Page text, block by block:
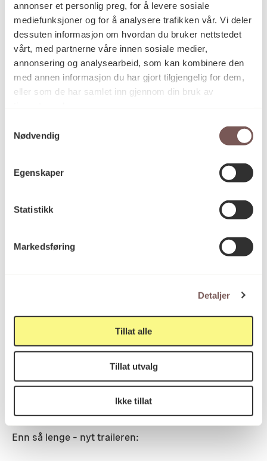
annonser et personlig preg, for å levere sosiale
mediefunksjoner og for å analysere trafikken vår. Vi deler
dessuten informasjon om hvordan du bruker nettstedet
vårt, med partnerne våre innen sosiale medier,
annonsering og analysearbeid, som kan kombinere den
med annen informasjon du har gjort tilgjengelig for dem,
eller som de har samlet inn gjennom din bruk av
Nødvendig
Egenskaper
Statistikk
Markedsføring
Detaljer
Tillat alle
Tillat utvalg
Ikke tillat
kunstinstallasjonen til Joar Nango og
I filmen portretterer regissør Merethe Offerdal Tveit
skal få fullført verket sitt, på imponerende vis,
ispedd en solid dose lun humor.
internasjonale filmfestival i fjor, og vant nylig
Gullfluge-prisen under Den norske
dokumentarfilmfestivalen i Volda. Sist uke hadde
og med 10. juni ligger den ute på
kan se den.
Enn så lenge – nyt traileren: